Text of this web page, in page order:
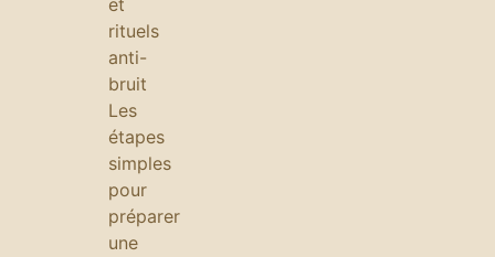
et
rituels
anti-
bruit
Les
étapes
simples
pour
préparer
une